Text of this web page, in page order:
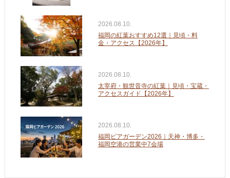
2026.08.10.
福岡の紅葉おすすめ12選｜見頃・料
金・アクセス【2026年】
2026.08.10.
太宰府・観世音寺の紅葉｜見頃・宝蔵・
アクセスガイド【2026年】
2026.08.10.
福岡ビアガーデン2026｜天神・博多・
福岡空港の営業中7会場